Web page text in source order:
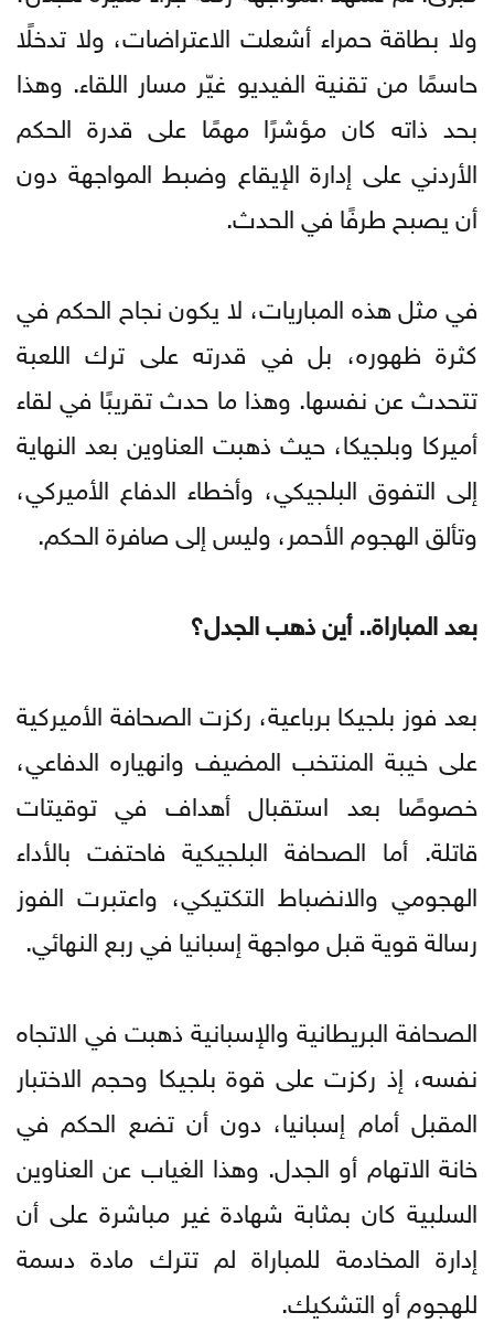
ولا بطاقة حمراء أشعلت الاعتراضات، ولا تدخلًا
حاسمًا من تقنية الفيديو غيّر مسار اللقاء. وهذا
بحد ذاته كان مؤشرًا مهمًا على قدرة الحكم
الأردني على إدارة الإيقاع وضبط المواجهة دون
أن يصبح طرفًا في الحدث.
في مثل هذه المباريات، لا يكون نجاح الحكم في
كثرة ظهوره، بل في قدرته على ترك اللعبة
تتحدث عن نفسها. وهذا ما حدث تقريبًا في لقاء
أميركا وبلجيكا، حيث ذهبت العناوين بعد النهاية
إلى التفوق البلجيكي، وأخطاء الدفاع الأميركي،
وتألق الهجوم الأحمر، وليس إلى صافرة الحكم.
بعد المباراة.. أين ذهب الجدل؟
بعد فوز بلجيكا برباعية، ركزت الصحافة الأميركية
على خيبة المنتخب المضيف وانهياره الدفاعي،
خصوصًا بعد استقبال أهداف في توقيتات
قاتلة. أما الصحافة البلجيكية فاحتفت بالأداء
الهجومي والانضباط التكتيكي، واعتبرت الفوز
رسالة قوية قبل مواجهة إسبانيا في ربع النهائي.
الصحافة البريطانية والإسبانية ذهبت في الاتجاه
نفسه، إذ ركزت على قوة بلجيكا وحجم الاختبار
المقبل أمام إسبانيا، دون أن تضع الحكم في
خانة الاتهام أو الجدل. وهذا الغياب عن العناوين
السلبية كان بمثابة شهادة غير مباشرة على أن
إدارة المخادمة للمباراة لم تترك مادة دسمة
للهجوم أو التشكيك.